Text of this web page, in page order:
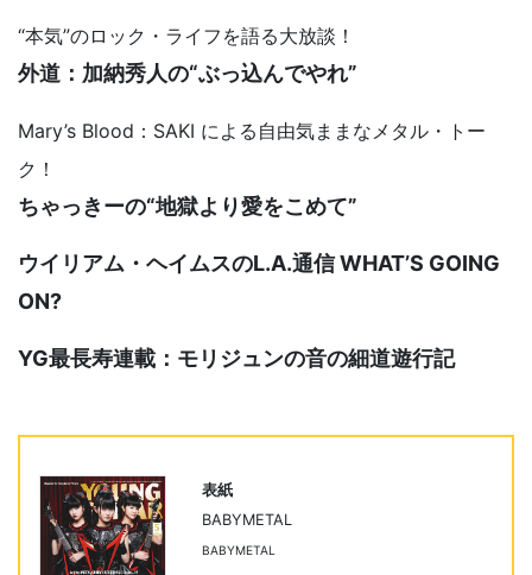
“本気”のロック・ライフを語る大放談！
外道：加納秀人の“ぶっ込んでやれ”
Mary’s Blood：SAKI による自由気ままなメタル・トー
ク！
ちゃっきーの“地獄より愛をこめて”
ウイリアム・ヘイムスのL.A.通信 WHAT’S GOING
ON?
YG最長寿連載：モリジュンの音の細道遊行記
表紙
BABYMETAL
BABYMETAL